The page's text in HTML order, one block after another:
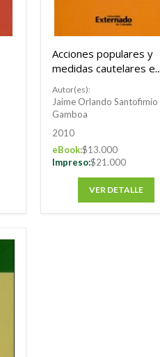
Acciones populares y
medidas cautelares en
derechos e intereses
colectivos. Un paso en
la consolidación del
Estado social de
derecho
Autor(es):
Jaime Orlando Santofimio
Gamboa
2010
eBook:$13.000
Impreso:$21.000
VER DETALLE